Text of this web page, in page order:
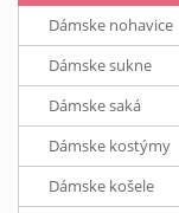
Dámske nohavice
Dámske sukne
Dámske saká
Dámske kostýmy
Dámske košele